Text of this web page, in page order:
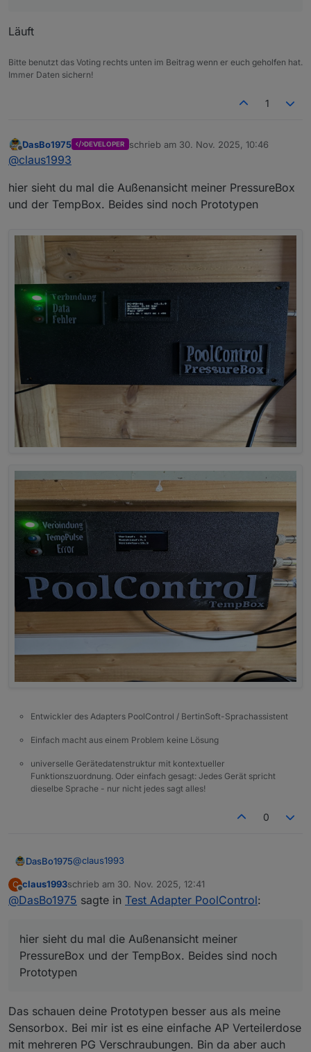
Läuft
Bitte benutzt das Voting rechts unten im Beitrag wenn er euch geholfen hat.
Immer Daten sichern!
1
Offline
DasBo1975 DEVELOPER schrieb am 30. Nov. 2025, 10:46
zuletzt editiert von
@claus1993
hier sieht du mal die Außenansicht meiner PressureBox
und der TempBox. Beides sind noch Prototypen
Entwickler des Adapters PoolControl / BertinSoft-Sprachassistent
Einfach macht aus einem Problem keine Lösung
universelle Gerätedatenstruktur mit kontextueller
Funktionszuordnung. Oder einfach gesagt: Jedes Gerät spricht
dieselbe Sprache - nur nicht jedes sagt alles!
0
DasBo1975@claus1993
hier sieht du mal die Außenansicht meiner
PressureBox und der TempBox. Beides sind noch
C
Offline
claus1993schrieb am 30. Nov. 2025, 12:41
zuletzt editiert von
@DasBo1975 sagte in Test Adapter PoolControl:
hier sieht du mal die Außenansicht meiner
PressureBox und der TempBox. Beides sind noch
Prototypen
Das schauen deine Prototypen besser aus als meine
Sensorbox. Bei mir ist es eine einfache AP Verteilerdose
mit mehreren PG Verschraubungen. Bin da aber auch